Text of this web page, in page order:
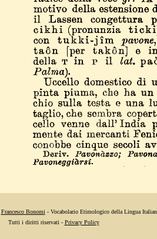
Francesco Bonomi - Vocabolario Etimologico della Lingua
Tutti i diritti riservati - Privacy Policy